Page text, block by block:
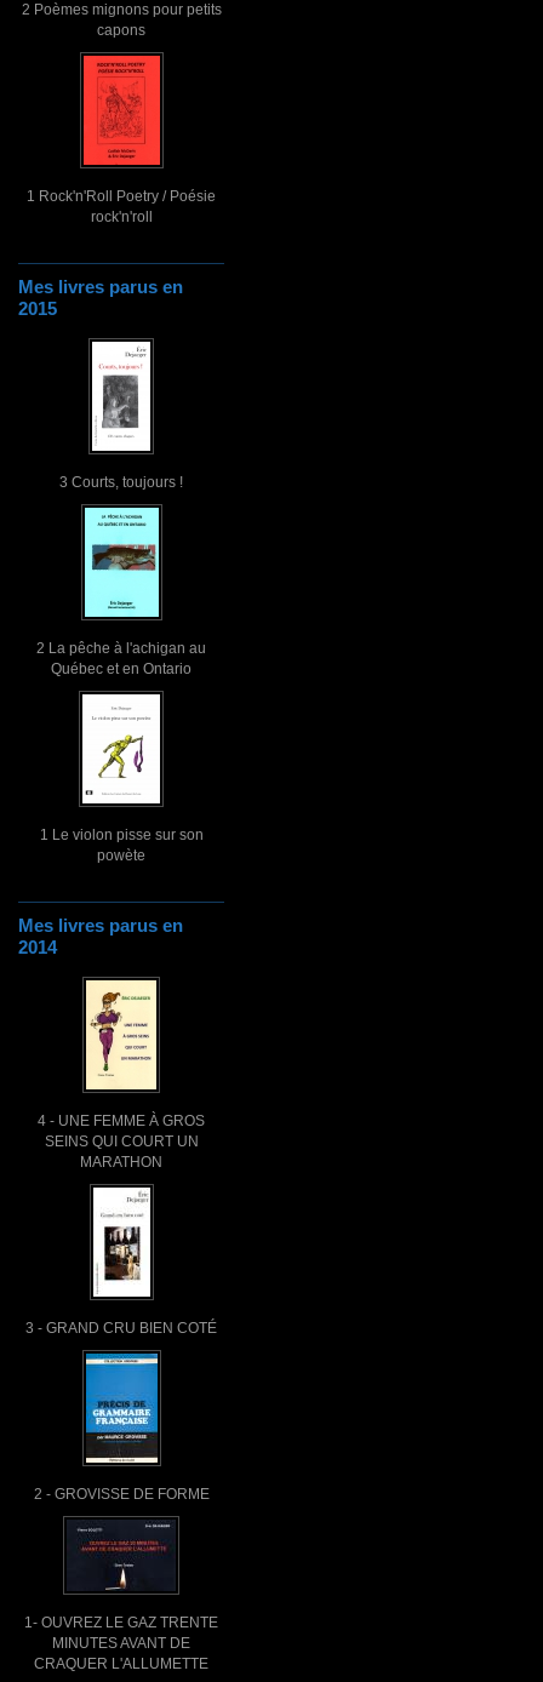
2 Poèmes mignons pour petits
capons
1 Rock'n'Roll Poetry / Poésie
rock'n'roll
Mes livres parus en
2015
3 Courts, toujours !
2 La pêche à l'achigan au
Québec et en Ontario
1 Le violon pisse sur son
powète
Mes livres parus en
2014
4 - UNE FEMME À GROS
SEINS QUI COURT UN
MARATHON
3 - GRAND CRU BIEN COTÉ
2 - GROVISSE DE FORME
1- OUVREZ LE GAZ TRENTE
MINUTES AVANT DE
CRAQUER L'ALLUMETTE